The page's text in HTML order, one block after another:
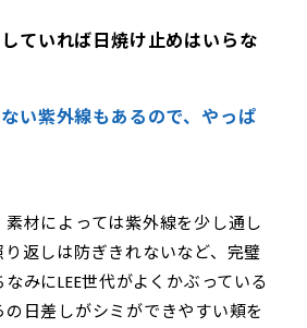
ていれば日焼け止めはいらな
い紫外線もあるので、やっぱ
材によっては紫外線を少し通し
返しは防ぎきれないなど、完璧
みにLEE世代がよくかぶっている
日差しがシミができやすい頬を